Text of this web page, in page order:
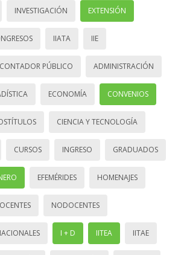
INVESTIGACIÓN EXTENSIÓN
IIATA IIE
CONTADOR PÚBLICO ADMINISTRACIÓN
ECONOMÍA CONVENIOS
CIENCIA Y TECNOLOGÍA
CURSOS INGRESO GRADUADOS
EFEMÉRIDES HOMENAJES
NODOCENTES
I + D IITEA IITAE